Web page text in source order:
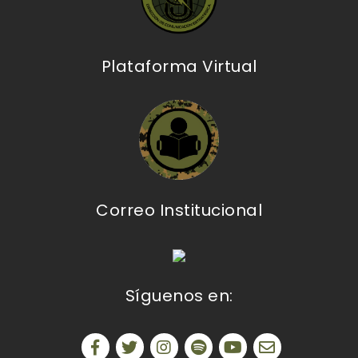
Plataforma Virtual
Correo Institucional
Síguenos en: